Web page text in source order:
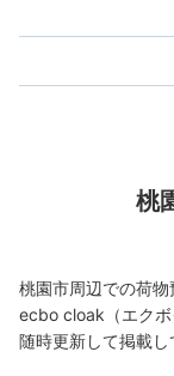
バ
桃
桃園市周辺での荷物
ecbo cloak（エクボ
随時更新して掲載し